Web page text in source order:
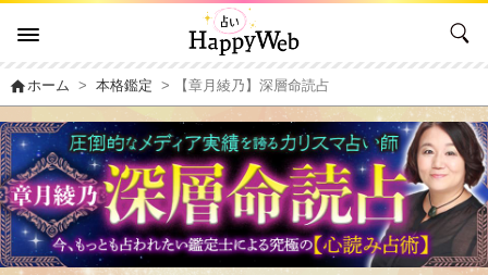
homeホーム >本格鑑定 > 【章月綾乃】深層命読占